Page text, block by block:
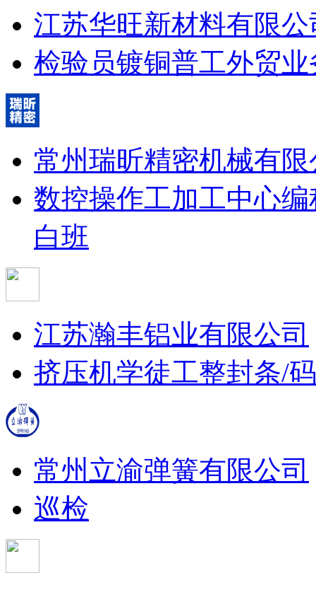
江苏华旺新材料有限公
检验员镀铜普工外贸
常州瑞昕精密机械有限
数控操作工加工中心
白班
江苏瀚丰铝业有限公司
挤压机学徒工整封条/
常州立渝弹簧有限公司
巡检